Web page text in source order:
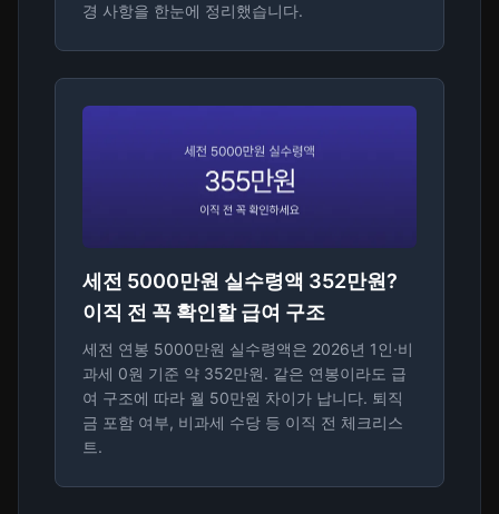
경 사항을 한눈에 정리했습니다.
세전 5000만원 실수령액 352만원?
이직 전 꼭 확인할 급여 구조
세전 연봉 5000만원 실수령액은 2026년 1인·비
과세 0원 기준 약 352만원. 같은 연봉이라도 급
여 구조에 따라 월 50만원 차이가 납니다. 퇴직
금 포함 여부, 비과세 수당 등 이직 전 체크리스
트.